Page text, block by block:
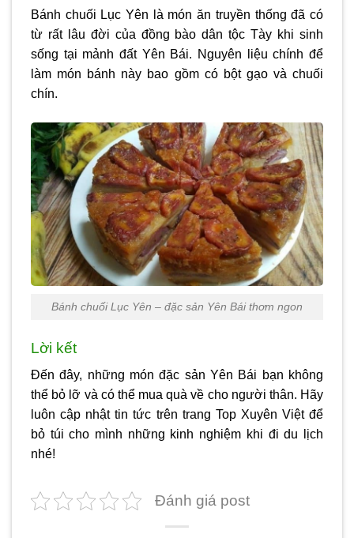
Bánh chuối Lục Yên là món ăn truyền thống đã có
từ rất lâu đời của đồng bào dân tộc Tày khi sinh
sống tại mảnh đất Yên Bái. Nguyên liệu chính để
làm món bánh này bao gồm có bột gạo và chuối
chín.
Bánh chuối Lục Yên – đặc sản Yên Bái thơm ngon
Lời kết
Đến đây, những mónđặc sản Yên Bái bạn không
thể bỏ lỡ và có thể mua quà về cho người thân. Hãy
luôn cập nhật tin tức trên trang Top Xuyên Việt để
bỏ túi cho mình những kinh nghiệm khi đi du lịch
nhé!
Đánh giá post